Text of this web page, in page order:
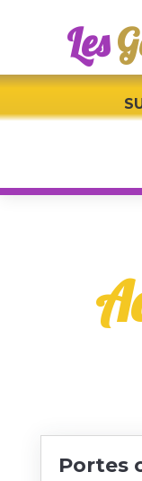
Les
Portes